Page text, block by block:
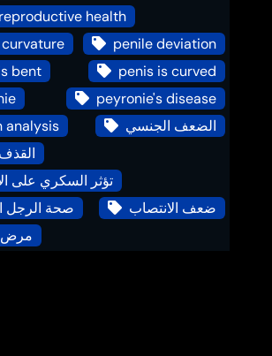
health
penile deviation
bent
penis is curved
peyronie's disease
analysis
الضعف الجنسي
تؤثر السكري على
صحة الرجل
ضعف الانتصاب
مرض